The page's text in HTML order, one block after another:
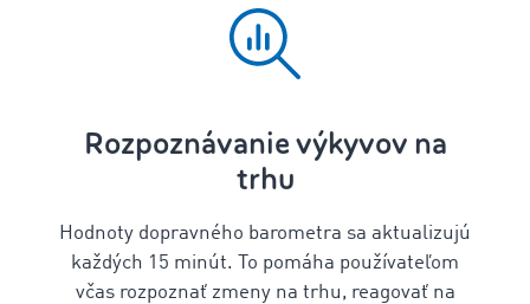
Rozpoznávanie výkyvov na
trhu
Hodnoty dopravného barometra sa aktualizujú
každých 15 minút. To pomáha používateľom
včas rozpoznať zmeny na trhu, reagovať na